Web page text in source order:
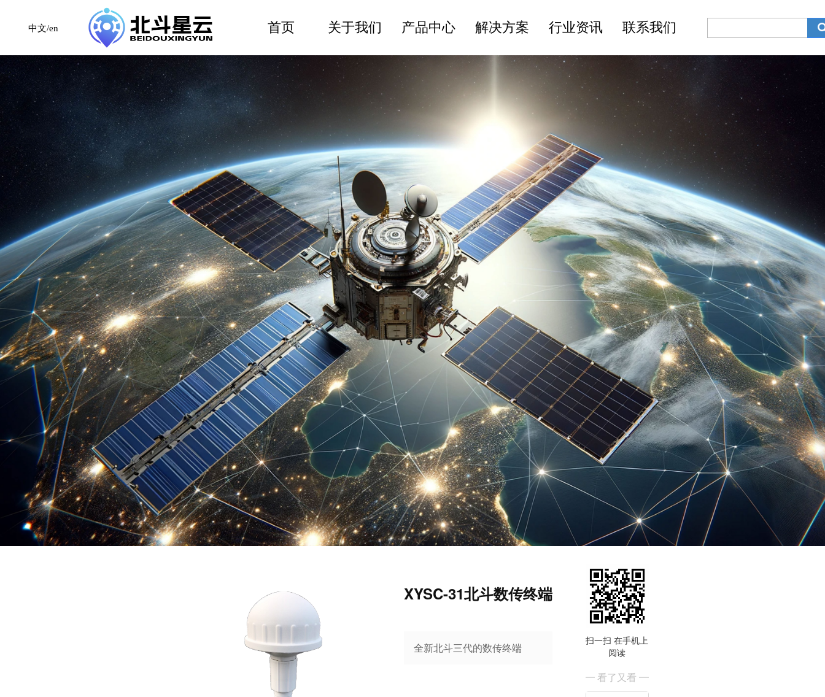
首页 关于我们 产品中心 解决方案 行业资讯 联系我们
中文/en
XYSC-31北斗数传终端
全新北斗三代的数传终端
扫一扫 在手机上
阅读
看了又看